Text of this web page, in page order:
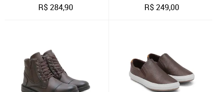
R$284,90 R$249,00